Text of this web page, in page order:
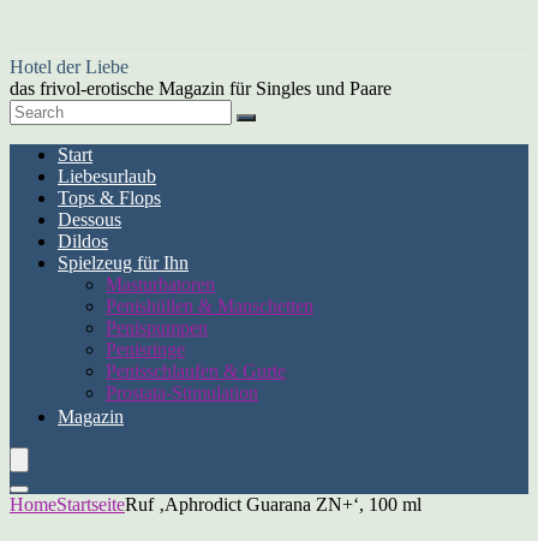
Hotel der Liebe
das frivol-erotische Magazin für Singles und Paare
Start
Liebesurlaub
Tops & Flops
Dessous
Dildos
Spielzeug für Ihn
Masturbatoren
Penishüllen & Manschetten
Penispumpen
Penisringe
Penisschlaufen & Gurte
Prostata-Stimulation
Magazin
HomeStartseiteRuf ‚Aphrodict Guarana ZN+‘, 100 ml